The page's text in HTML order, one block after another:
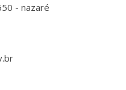
- nazaré